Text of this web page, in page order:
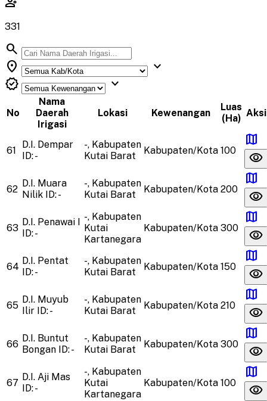
331
search
location_on
expand_more
verified
expand_more
No
Nama
Daerah
Irigasi
Lokasi Kewenangan
Luas
(Ha) Aksi
61
D.I. Dempar
ID: -
-, Kabupaten
Kutai Barat
Kabupaten/Kota 100
map
visibility
62
D.I. Muara
Nilik ID: -
-, Kabupaten
Kutai Barat
Kabupaten/Kota 200
map
visibility
63
D.I. Penawai I
ID: -
-, Kabupaten
Kutai
Kartanegara
Kabupaten/Kota 300
map
visibility
64
D.I. Pentat
ID: -
-, Kabupaten
Kutai Barat
Kabupaten/Kota 150
map
visibility
65
D.I. Muyub
Ilir ID: -
-, Kabupaten
Kutai Barat
Kabupaten/Kota 210
map
visibility
66
D.I. Buntut
Bongan ID: -
-, Kabupaten
Kutai Barat
Kabupaten/Kota 300
map
visibility
67
D.I. Aji Mas
ID: -
-, Kabupaten
Kutai
Kartanegara
Kabupaten/Kota 100
map
visibility